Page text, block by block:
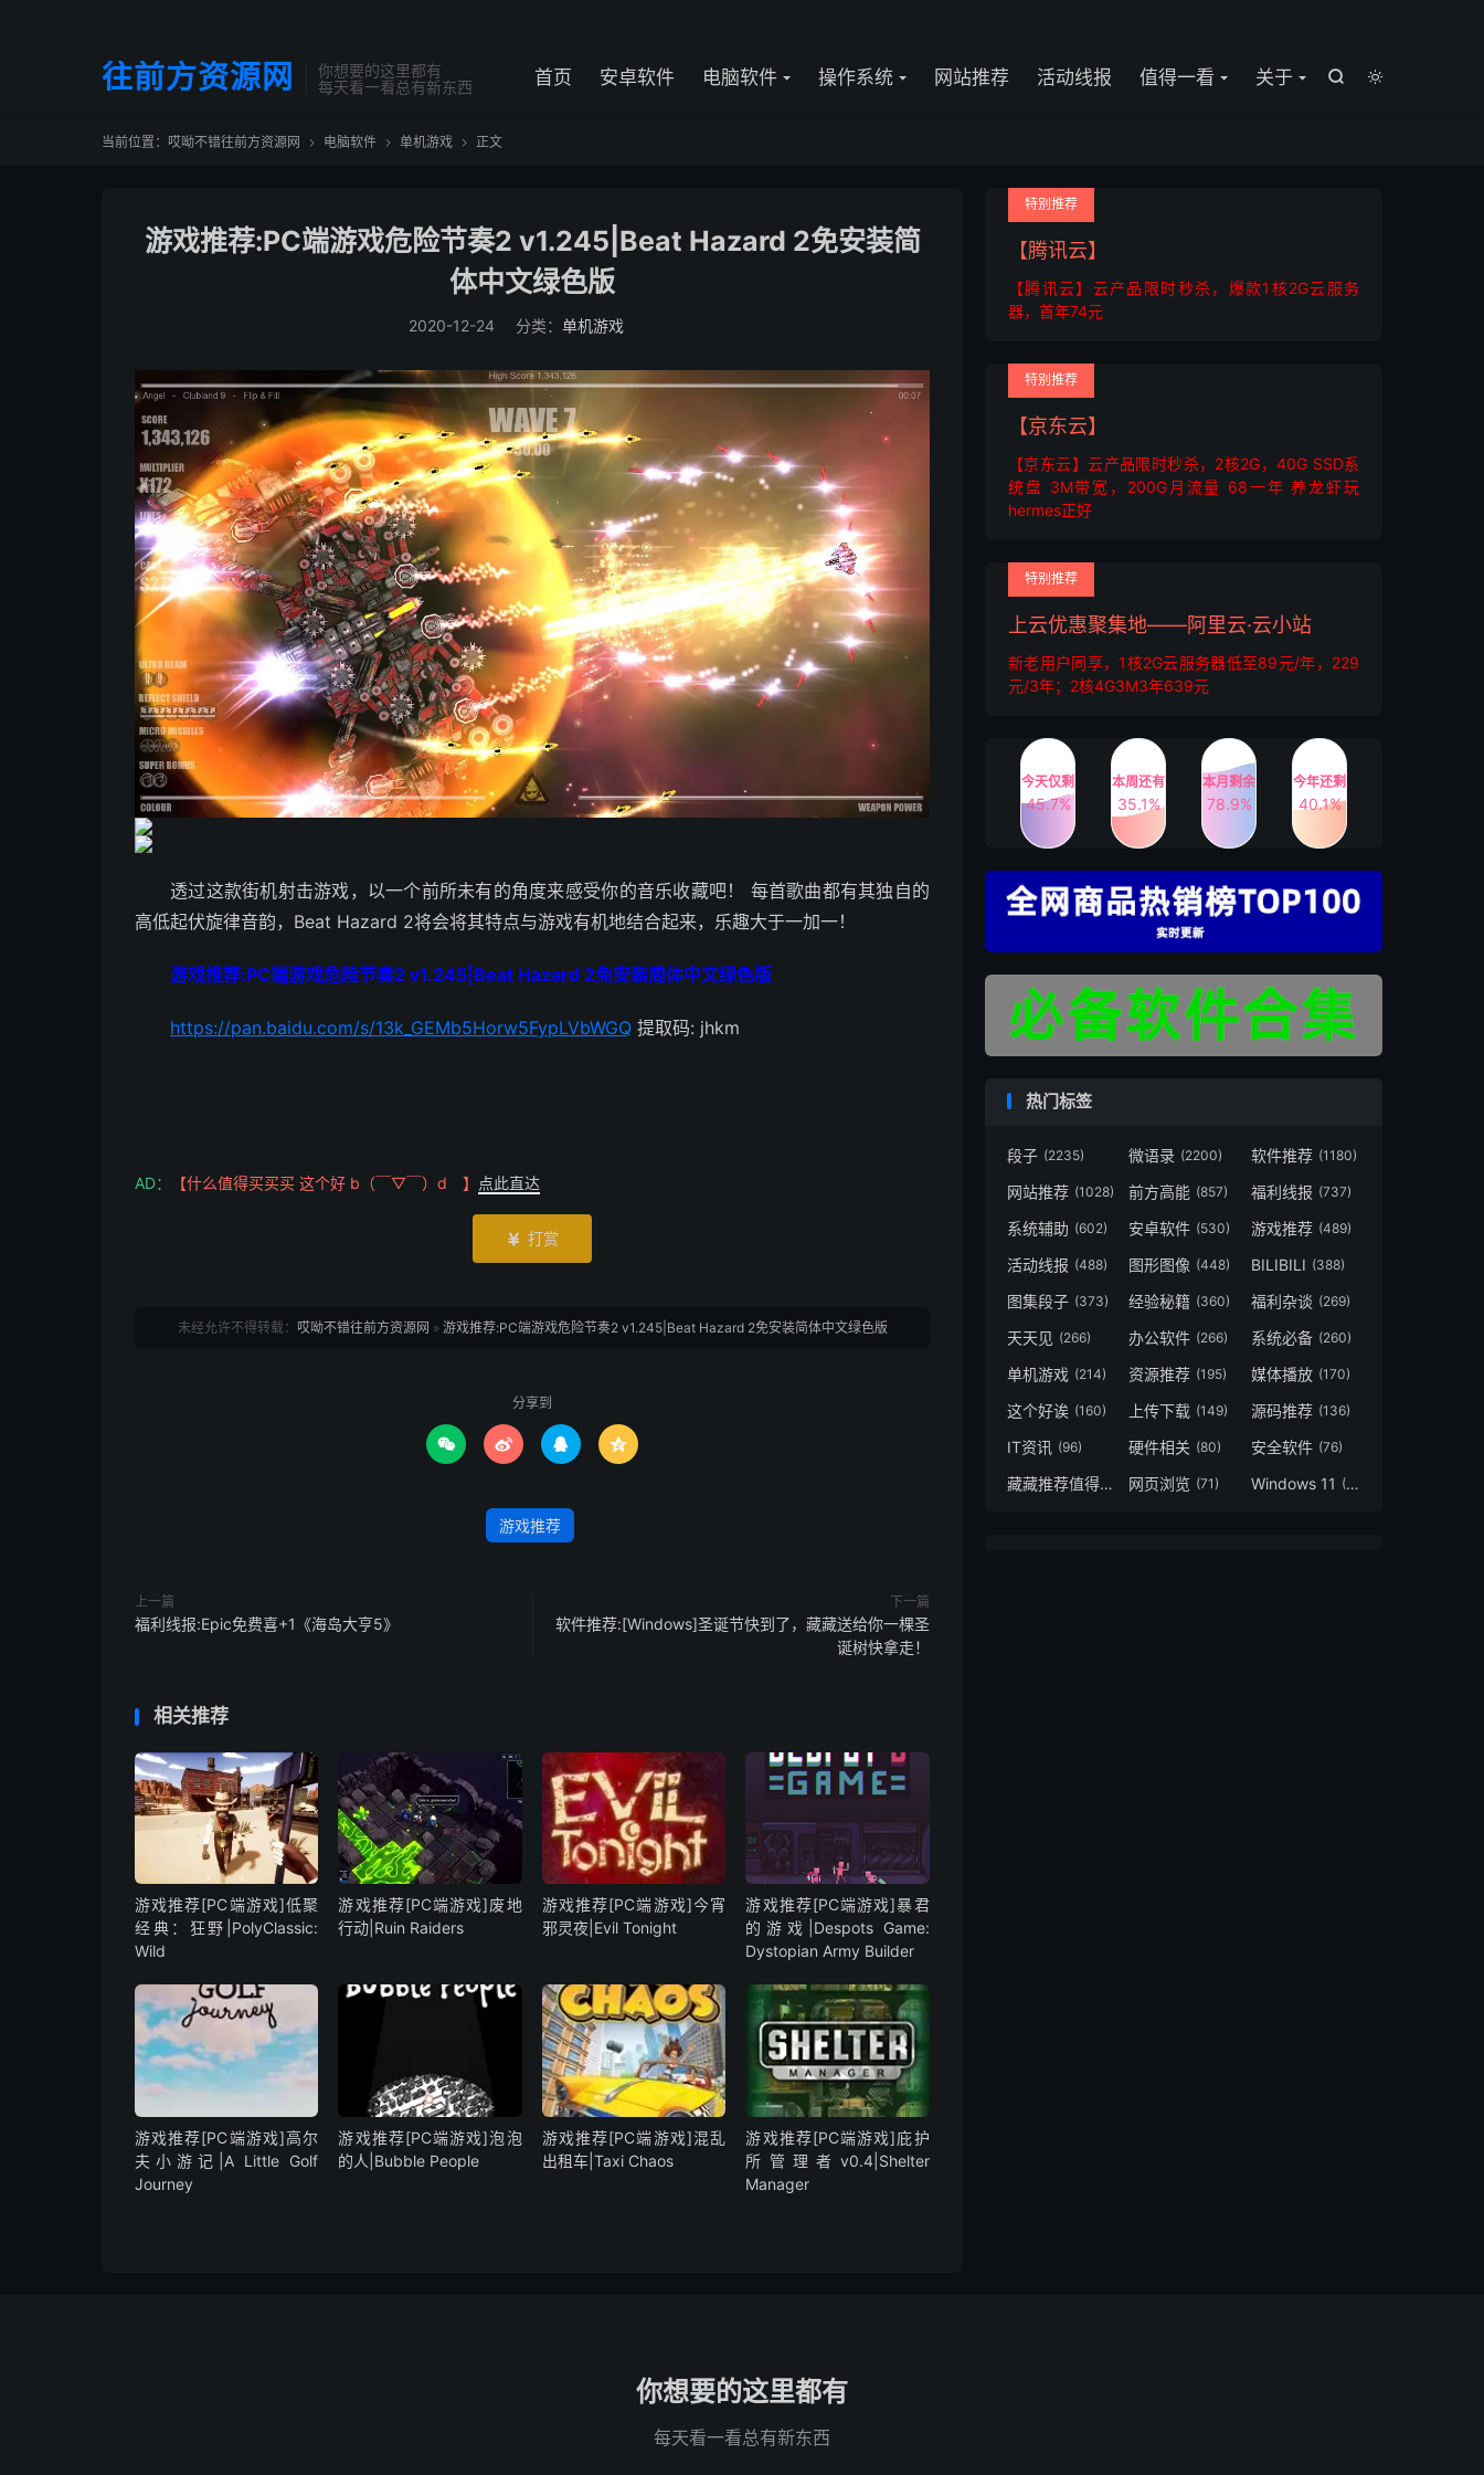
往前方资源网
你想要的这里都有
每天看一看总有新东西


首页 安卓软件 电脑软件 操作系统 网站推荐 活动线报 值得一看 关于
当前位置： 哎呦不错往前方资源网  电脑软件  单机游戏  正文
游戏推荐:PC端游戏危险节奏2 v1.245|Beat Hazard 2免安装简
体中文绿色版
2020-12-24 分类： 单机游戏
透过这款街机射击游戏，以一个前所未有的角度来感受你的音乐收藏吧！ 每首歌曲都有其独自的
高低起伏旋律音韵，Beat Hazard 2将会将其特点与游戏有机地结合起来，乐趣大于一加一！
游戏推荐:PC端游戏危险节奏2 v1.245|Beat Hazard 2免安装简体中文绿色版
https://pan.baidu.com/s/13k_GEMb5Horw5FypLVbWGQ 提取码: jhkm
AD： 【什么值得买买买 这个好 b（￣▽￣）d 】 点此直达
 打赏
未经允许不得转载： 哎呦不错往前方资源网 » 游戏推荐:PC端游戏危险节奏2 v1.245|Beat Hazard 2免安装简体中文绿色版
分享到
   
游戏推荐
上一篇
福利线报:Epic免费喜+1《海岛大亨5》
下一篇
软件推荐:[Windows]圣诞节快到了，藏藏送给你一棵圣
诞树快拿走！
相关推荐
游戏推荐[PC端游戏]低聚
经典：狂野|PolyClassic:
Wild
游戏推荐[PC端游戏]废地
行动|Ruin Raiders
游戏推荐[PC端游戏]今宵
邪灵夜|Evil Tonight
游戏推荐[PC端游戏]暴君
的游戏|Despots Game:
Dystopian Army Builder
游戏推荐[PC端游戏]高尔
夫小游记|A Little Golf
Journey
游戏推荐[PC端游戏]泡泡
的人|Bubble People
游戏推荐[PC端游戏]混乱
出租车|Taxi Chaos
游戏推荐[PC端游戏]庇护
所管理者v0.4|Shelter
Manager
特别推荐
【腾讯云】
【腾讯云】云产品限时秒杀，爆款1核2G云服务
器，首年74元
特别推荐
【京东云】
【京东云】云产品限时秒杀，2核2G，40G SSD系
统盘 3M带宽，200G月流量 68一年 养龙虾玩
hermes正好
特别推荐
上云优惠聚集地——阿里云·云小站
新老用户同享，1核2G云服务器低至89元/年，229
元/3年；2核4G3M3年639元
今天仅剩
45.7%
本周还有
35.1%
本月剩余
78.9%
今年还剩
40.1%
热门标签
段子 (2235) 微语录 (2200) 软件推荐 (1180)
网站推荐 (1028) 前方高能 (857) 福利线报 (737)
系统辅助 (602) 安卓软件 (530) 游戏推荐 (489)
活动线报 (488) 图形图像 (448) BILIBILI (388)
图集段子 (373) 经验秘籍 (360) 福利杂谈 (269)
天天见 (266) 办公软件 (266) 系统必备 (260)
单机游戏 (214) 资源推荐 (195) 媒体播放 (170)
这个好诶 (160) 上传下载 (149) 源码推荐 (136)
IT资讯 (96) 硬件相关 (80) 安全软件 (76)
藏藏推荐值得一看 (73)
网页浏览 (71) Windows 11 (49)
你想要的这里都有
每天看一看总有新东西